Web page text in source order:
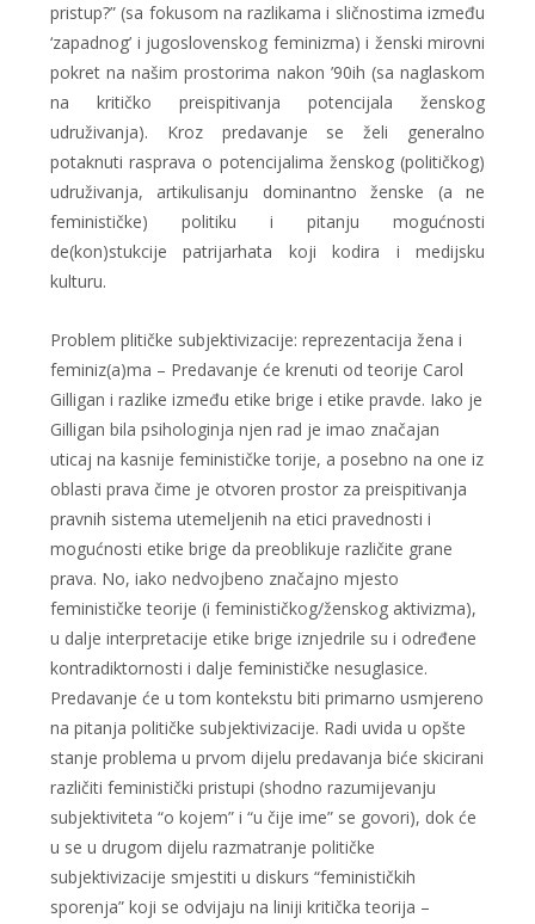
pristup?” (sa fokusom na razlikama i sličnostima između
‘zapadnog’ i jugoslovenskog feminizma) i ženski mirovni
pokret na našim prostorima nakon ’90ih (sa naglaskom
na kritičko preispitivanja potencijala ženskog
udruživanja). Kroz predavanje se želi generalno
potaknuti rasprava o potencijalima ženskog (političkog)
udruživanja, artikulisanju dominantno ženske (a ne
feminističke) politiku i pitanju mogućnosti
de(kon)stukcije patrijarhata koji kodira i medijsku
kulturu.
Problem plitičke subjektivizacije: reprezentacija žena i
feminiz(a)ma – Predavanje će krenuti od teorije Carol
Gilligan i razlike između etike brige i etike pravde. Iako je
Gilligan bila psihologinja njen rad je imao značajan
uticaj na kasnije feminističke torije, a posebno na one iz
oblasti prava čime je otvoren prostor za preispitivanja
pravnih sistema utemeljenih na etici pravednosti i
mogućnosti etike brige da preoblikuje različite grane
prava. No, iako nedvojbeno značajno mjesto
feminističke teorije (i feminističkog/ženskog aktivizma),
u dalje interpretacije etike brige iznjedrile su i određene
kontradiktornosti i dalje feminističke nesuglasice.
Predavanje će u tom kontekstu biti primarno usmjereno
na pitanja političke subjektivizacije. Radi uvida u opšte
stanje problema u prvom dijelu predavanja biće skicirani
različiti feministički pristupi (shodno razumijevanju
subjektiviteta “o kojem” i “u čije ime” se govori), dok će
u se u drugom dijelu razmatranje političke
subjektivizacije smjestiti u diskurs “feminističkih
sporenja” koji se odvijaju na liniji kritička teorija –